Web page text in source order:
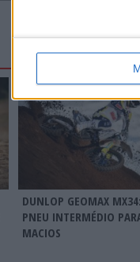
DUNLOP GEOMAX
PNEU INTERMÉDIO
MACIOS